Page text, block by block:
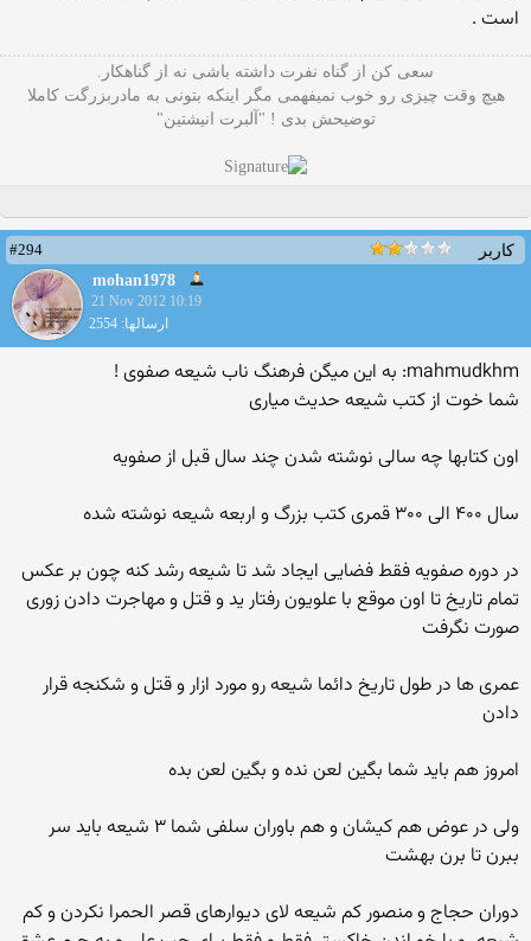
است .
سعی کن از گناه نفرت داشته باشی نه از گناهکار.
هیچ وقت چیزی رو خوب نمیفهمی مگر اینکه بتونی به مادربزرگت کاملا
توضیحش بدی ! "آلبرت انیشتین"
کاربر
#294
mohan1978
21 Nov 2012 10:19
ارسالها: 2554
mahmudkhm: به این میگن فرهنگ ناب شیعه صفوی !
شما خوت از کتب شیعه حدیث میاری
اون کتابها چه سالی نوشته شدن چند سال قبل از صفویه
سال ۴۰۰ الی ۳۰۰ قمری کتب بزرگ و اربعه شیعه نوشته شده
در دوره صفویه فقط فضایی ایجاد شد تا شیعه رشد کنه چون بر عکس
تمام تاریخ تا اون موقع با علویون رفتار ید و قتل و مهاجرت دادن زوری
صورت نگرفت
عمری ها در طول تاریخ دائما شیعه رو مورد ازار و قتل و شکنجه قرار
دادن
امروز هم باید شما بگین لعن نده و بگین لعن بده
ولی در عوض هم کیشان و هم باوران سلفی شما ۳ شیعه باید سر
ببرن تا برن بهشت
دوران حجاج و منصور کم شیعه لای دیوارهای قصر الحمرا نکردن و کم